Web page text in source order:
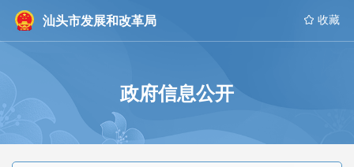
汕头市发展和改革局  收藏
政府信息公开